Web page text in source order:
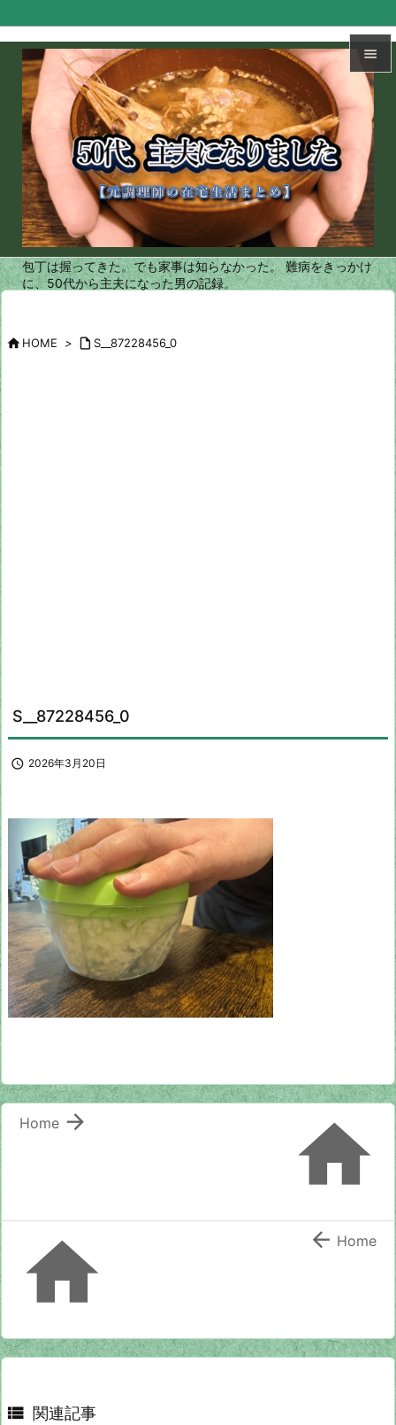


メニュ

サイド

前へ

次へ

検索
包丁は握ってきた。でも家事は知らなかった。 難病をきっかけ
に、50代から主夫になった男の記録。
HOME >  S__87228456_0
S__87228456_0
 2026年3月20日


Home
  Home
 関連記事